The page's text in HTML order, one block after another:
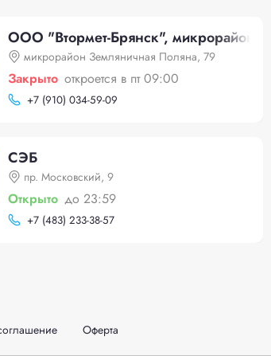
ООО "Втормет-Брянск", микрорайон
микрорайон Земляничная Поляна, 79
Закрыто откроется в пт 09:00
+7 (910) 034-59-09
СЭБ
пр. Московский, 9
Открыто до 23:59
+7 (483) 233-38-57
Оферта